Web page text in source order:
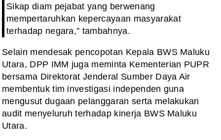
Sikap diam pejabat yang berwenang
mempertaruhkan kepercayaan masyarakat
terhadap negara,” tambahnya.
Selain mendesak pencopotan Kepala BWS Maluku
Utara, DPP IMM juga meminta Kementerian PUPR
bersama Direktorat Jenderal Sumber Daya Air
membentuk tim investigasi independen guna
mengusut dugaan pelanggaran serta melakukan
audit menyeluruh terhadap kinerja BWS Maluku
Utara.